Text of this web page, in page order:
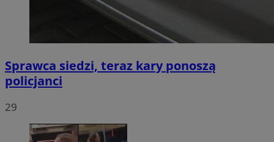
Sprawca siedzi, teraz kary ponoszą
policjanci
29